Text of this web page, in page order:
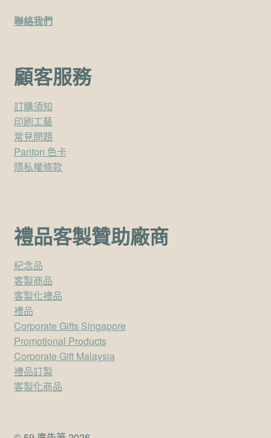
聯絡我們
顧客服務
訂購須知
印刷工藝
常見問題
Panton 色卡
隱私權條款
禮品客製贊助廠商
紀念品
客製商品
客製化禮品
禮品
Corporate Gifts Singapore
Promotional Products
Corporate Gift Malaysia
禮品訂製
客製化商品